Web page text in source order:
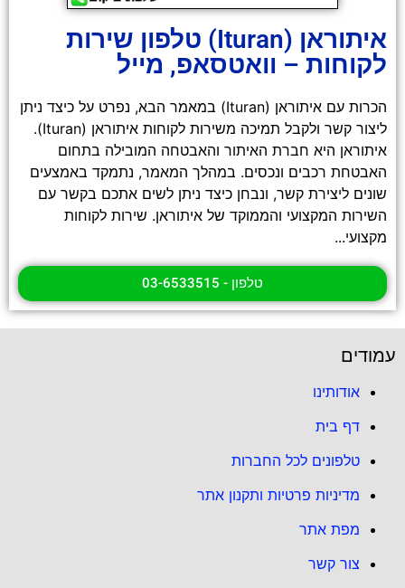
איתוראן (Ituran) טלפון שירות
לקוחות – וואטסאפ, מייל
הכרות עם איתוראן (Ituran) במאמר הבא, נפרט על כיצד ניתן
ליצור קשר ולקבל תמיכה משירות לקוחות איתוראן (Ituran).
איתוראן היא חברת האיתור והאבטחה המובילה בתחום
האבטחת רכבים ונכסים. במהלך המאמר, נתמקד באמצעים
שונים ליצירת קשר, ונבחן כיצד ניתן לשים אתכם בקשר עם
השירות המקצועי והממוקד של איתוראן. שירות לקוחות
מקצועי...
טלפון - 03-6533515
עמודים
אודותינו
דף בית
טלפונים לכל החברות
מדיניות פרטיות ותקנון אתר
מפת אתר
צור קשר